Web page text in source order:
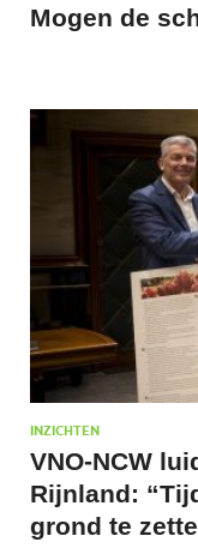
Mogen de
INZICHTEN
VNO-NCW
Rijnland:
grond te